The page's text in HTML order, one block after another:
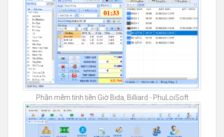
Phần mềm tính tiền Giờ Bida, Billiard - PhuLoiSoft